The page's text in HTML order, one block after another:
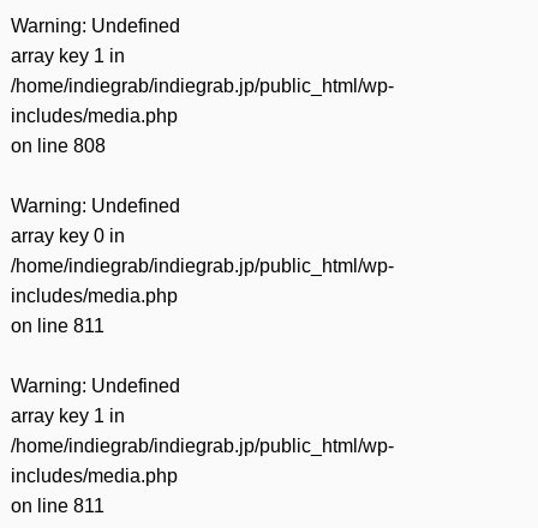
Warning: Undefined
array key 1 in
/home/indiegrab/indiegrab.jp/public_html/wp-
includes/media.php
on line 808
Warning: Undefined
array key 0 in
/home/indiegrab/indiegrab.jp/public_html/wp-
includes/media.php
on line 811
Warning: Undefined
array key 1 in
/home/indiegrab/indiegrab.jp/public_html/wp-
includes/media.php
on line 811